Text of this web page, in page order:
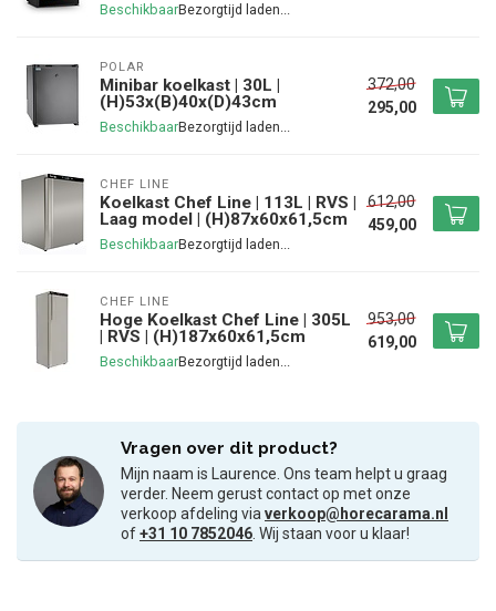
Beschikbaar
POLAR
Minibar koelkast | 30L |
(H)53x(B)40x(D)43cm
Beschikbaar
372,00
295,00
CHEF LINE
Koelkast Chef Line | 113L | RVS |
Laag model | (H)87x60x61,5cm
Beschikbaar
612,00
459,00
CHEF LINE
Hoge Koelkast Chef Line | 305L
| RVS | (H)187x60x61,5cm
Beschikbaar
953,00
619,00
Vragen over dit product?
Mijn naam is Laurence. Ons team helpt u graag
verder. Neem gerust contact op met onze
verkoop afdeling viaverkoop@horecarama.nl
of+31 10 7852046. Wij staan voor u klaar!